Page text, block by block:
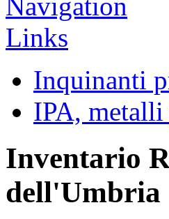
Inquinanti
IPA, metalli
Inventario
dell'Umbria